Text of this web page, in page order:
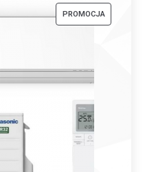
PROMOCJAPRODUKT